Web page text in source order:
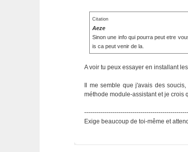
Citation
Aeze
Sinon une info qui pourra peut etre
is ca peut venir de la.
A voir tu peux essayer en installant
Il me semble que j'avais des
méthode module-assistant et je crois
Exige beaucoup de toi-même et